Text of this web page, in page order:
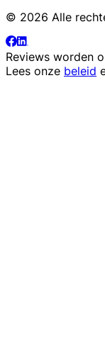
© 2026 Alle
Reviews worden
Lees onze beleid